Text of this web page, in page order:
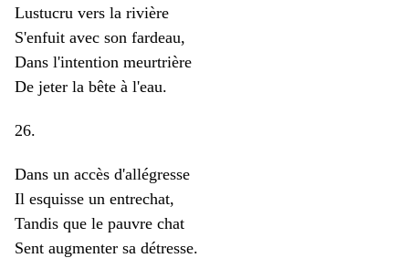
Lustucru vers la rivière
S'enfuit avec son fardeau,
Dans l'intention meurtrière
De jeter la bête à l'eau.
26.
Dans un accès d'allégresse
Il esquisse un entrechat,
Tandis que le pauvre chat
Sent augmenter sa détresse.